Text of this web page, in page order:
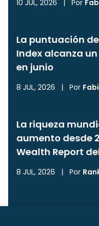
10 JUL, 2026 | Por
La puntuación
Index alcanza
en junio
8 JUL, 2026 | Por
La riqueza
aumento desde
Wealth Report
8 JUL, 2026 | Por